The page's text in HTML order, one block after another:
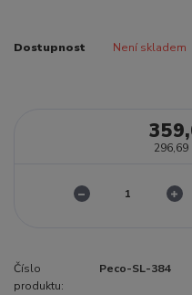
Dostupnost Není skladem
296,69
Číslo
produktu:
Peco-SL-384